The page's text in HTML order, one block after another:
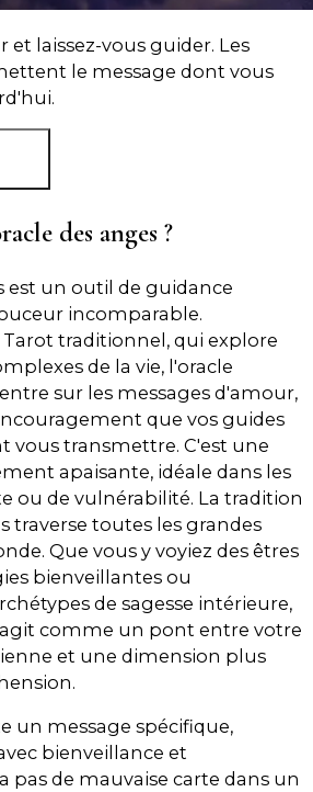
et laissez-vous guider. Les
le message dont vous
des anges ?
est un outil de guidance
incomparable.
traditionnel, qui explore
de la vie, l'oracle
sur les messages d'amour,
que vos guides
vous transmettre. C'est une
apaisante, idéale dans les
ou de vulnérabilité. La tradition
traverse toutes les grandes
Que vous y voyiez des êtres
bienveillantes ou
de sagesse intérieure,
comme un pont entre votre
et une dimension plus
un message spécifique,
bienveillance et
pas de mauvaise carte dans un